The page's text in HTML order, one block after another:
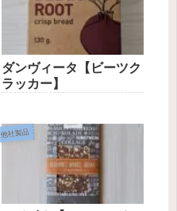
ダンヴィータ【ビーツク
ラッカー】
他社製品